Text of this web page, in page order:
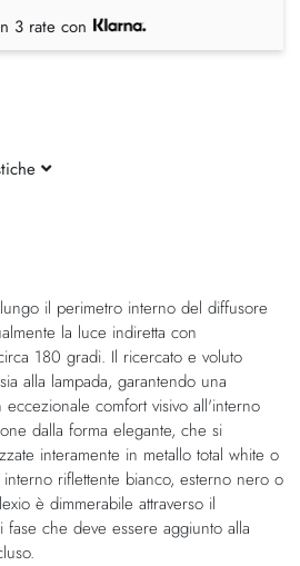
il perimetro interno del diffusore
la luce indiretta con
180 gradi. Il ricercato e voluto
alla lampada, garantendo una
comfort visivo all'interno
dalla forma elegante, che si
interamente in metallo total white o
riflettente bianco, esterno nero o
è dimmerabile attraverso il
fase che deve essere aggiunto alla
3 rate con